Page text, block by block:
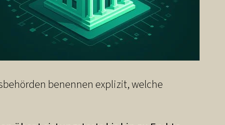
benennen explizit, welche